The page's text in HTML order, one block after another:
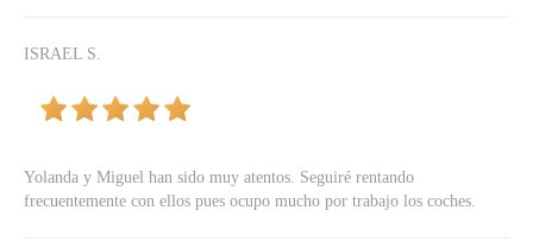
ISRAEL S.
Yolanda y Miguel han sido muy atentos. Seguiré rentando
frecuentemente con ellos pues ocupo mucho por trabajo los coches.